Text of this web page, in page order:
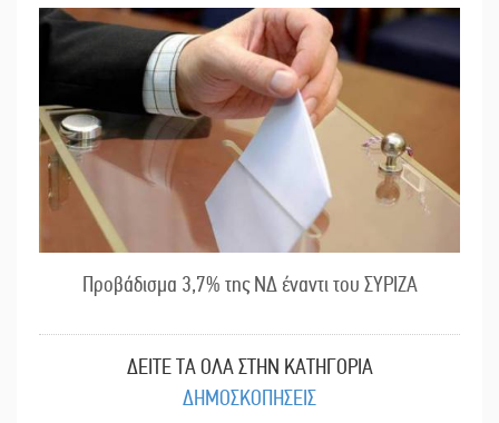
Προβάδισμα 3,7% της ΝΔ έναντι του ΣΥΡΙΖΑ
ΔΕΙΤΕ ΤΑ ΟΛΑ ΣΤΗΝ ΚΑΤΗΓΟΡΙΑ
ΔΗΜΟΣΚΟΠΗΣΕΙΣ